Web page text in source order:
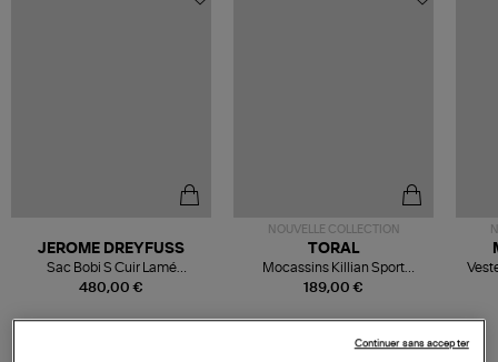
480,00 €
JEROME DREYFUSS
Sac Bobi S Cuir Lamé
Champagne
NOUVELLE COLLECTION
189,00 €
TORAL
Mocassins Killian Sport
Mousse
Continuer sans accepter